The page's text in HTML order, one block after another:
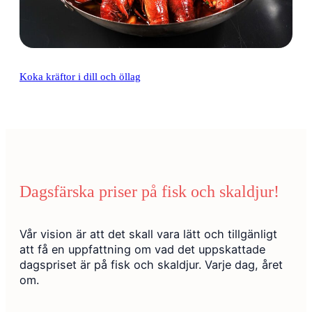
Koka kräftor i dill och öllag
Dagsfärska priser på fisk och skaldjur!
Vår vision är att det skall vara lätt och tillgänligt
att få en uppfattning om vad det uppskattade
dagspriset är på fisk och skaldjur. Varje dag, året
om.